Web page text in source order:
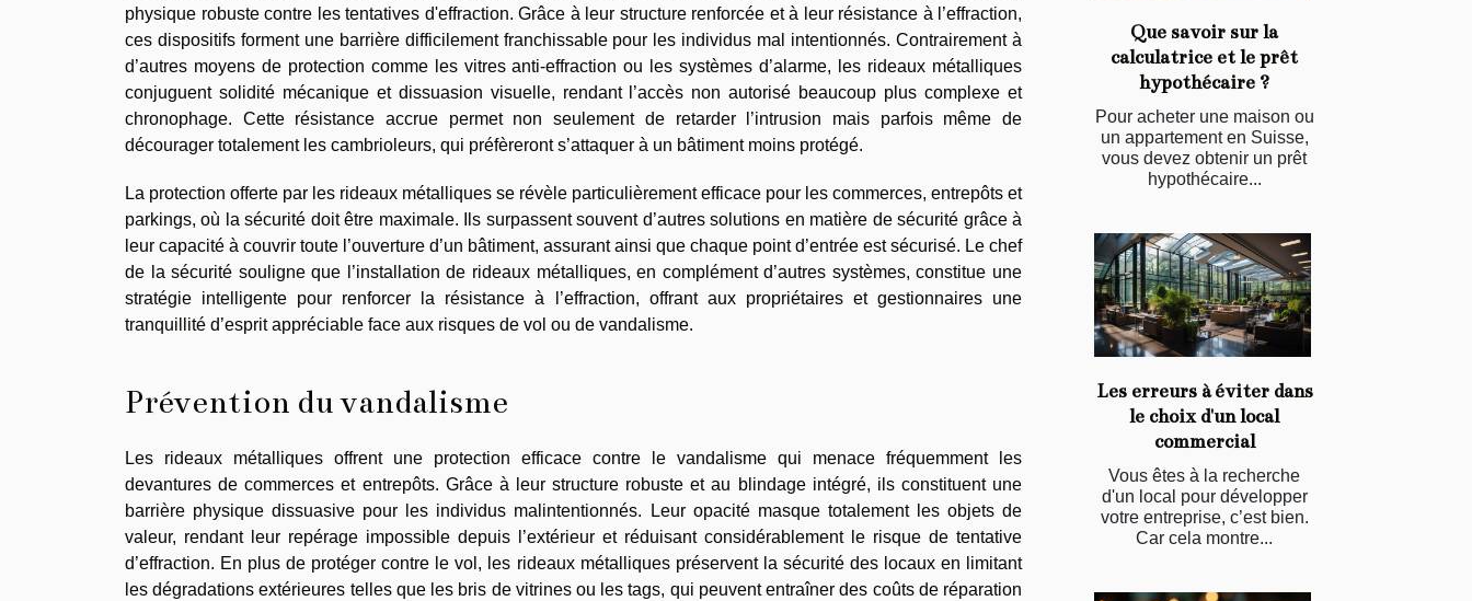
physique robuste contre les tentatives d'effraction. Grâce à leur structure renforcée et à leur résistance à l’effraction,
ces dispositifs forment une barrière difficilement franchissable pour les individus mal intentionnés. Contrairement à
d’autres moyens de protection comme les vitres anti-effraction ou les systèmes d’alarme, les rideaux métalliques
conjuguent solidité mécanique et dissuasion visuelle, rendant l’accès non autorisé beaucoup plus complexe et
chronophage. Cette résistance accrue permet non seulement de retarder l’intrusion mais parfois même de
décourager totalement les cambrioleurs, qui préfèreront s’attaquer à un bâtiment moins protégé.
La protection offerte par les rideaux métalliques se révèle particulièrement efficace pour les commerces, entrepôts et
parkings, où la sécurité doit être maximale. Ils surpassent souvent d’autres solutions en matière de sécurité grâce à
leur capacité à couvrir toute l’ouverture d’un bâtiment, assurant ainsi que chaque point d’entrée est sécurisé. Le chef
de la sécurité souligne que l’installation de rideaux métalliques, en complément d’autres systèmes, constitue une
stratégie intelligente pour renforcer la résistance à l’effraction, offrant aux propriétaires et gestionnaires une
tranquillité d’esprit appréciable face aux risques de vol ou de vandalisme.
Prévention du vandalisme
Les rideaux métalliques offrent une protection efficace contre le vandalisme qui menace fréquemment les
devantures de commerces et entrepôts. Grâce à leur structure robuste et au blindage intégré, ils constituent une
barrière physique dissuasive pour les individus malintentionnés. Leur opacité masque totalement les objets de
valeur, rendant leur repérage impossible depuis l’extérieur et réduisant considérablement le risque de tentative
d’effraction. En plus de protéger contre le vol, les rideaux métalliques préservent la sécurité des locaux en limitant
les dégradations extérieures telles que les bris de vitrines ou les tags, qui peuvent entraîner des coûts de réparation
Que savoir sur la
calculatrice et le prêt
hypothécaire ?
Pour acheter une maison ou
un appartement en Suisse,
vous devez obtenir un prêt
hypothécaire...
Les erreurs à éviter dans
le choix d'un local
commercial
Vous êtes à la recherche
d'un local pour développer
votre entreprise, c’est bien.
Car cela montre...